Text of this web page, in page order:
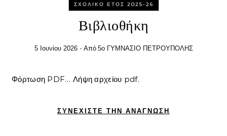
ΣΧΟΛΙΚΌ ΈΤΟΣ 2025-26
Βιβλιοθήκη
5 Ιουνίου 2026 - Από 5ο ΓΥΜΝΑΣΙΟ ΠΕΤΡΟΥΠΟΛΗΣ
Φόρτωση PDF… Λήψη αρχείου pdf.
ΣΥΝΕΧΊΣΤΕ ΤΗΝ ΑΝΆΓΝΩΣΗ